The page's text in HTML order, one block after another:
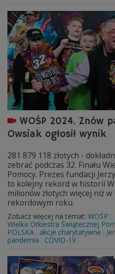
WOŚP 2024. Znów
Owsiak ogłosił wynik
281 879 118 złotych -
zebrać podczas 32. Finału
Pomocy. Prezes fundacji
to kolejny rekord w historii
milionów złotych więcej niż
rekordowym roku.
Zobacz więcej na temat: WOŚP
Wielka Orkiestra Świątecznej
POLSKA
akcje charytatywne
pandemia
COVID-19